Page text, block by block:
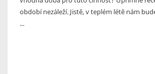
období nezáleží. Jistě, v teplém létě nám
...